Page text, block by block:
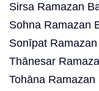
Sirsa Ramazan
Sohna Ramazan
Sonīpat
Thānesar
Tohāna Ramazan